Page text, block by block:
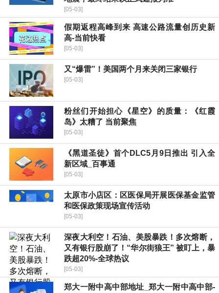
[05-03]
假期返程高峰到来 高速公路流量创历史新
高-当前快看
[05-03]
又“爆雷”！美国两个月来关闭三家银行
[05-03]
粉丝们开始担心《星空》的质量：《红霞
岛》太糟了 当前聚焦
[05-03]
《黑道圣徒》首个DLC5月9日推出 引入全
新区域_百事通
[05-03]
太原市小店区：区医保局开展医保基金监管
和医保政策现场宣传活动
[05-03]
深夜大利空！石油、美股暴跌！多次熔断，
又有银行股崩了！“华尔街狼王” 被盯上，暴
跌超20%-全球热议
[05-03]
郑大一附中高中部地址_郑大一附中高中部-